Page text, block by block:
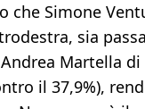
che Simone
sia
Martella
il 37,9%),